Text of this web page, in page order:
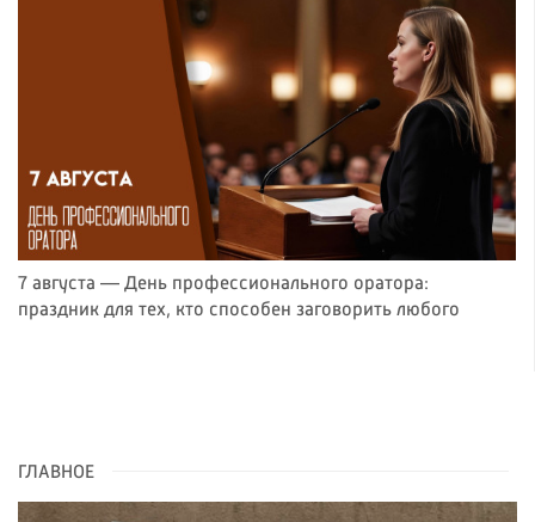
7 августа — День профессионального оратора:
праздник для тех, кто способен заговорить любого
ГЛАВНОЕ